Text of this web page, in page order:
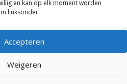
en kan op elk moment worden
linksonder.
Accepteren
Weigeren